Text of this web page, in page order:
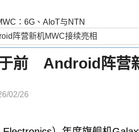
：6G、AIoT与NTN
前 Android阵营
02/26